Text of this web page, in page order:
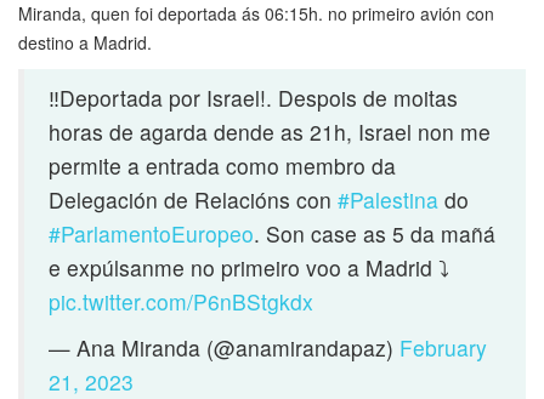
Miranda, quen foi deportada ás 06:15h. no primeiro avión con
destino a Madrid.
‼️Deportada por Israel!. Despois de moitas
horas de agarda dende as 21h, Israel non me
permite a entrada como membro da
Delegación de Relacións con #Palestina do
#ParlamentoEuropeo. Son case as 5 da mañá
e expúlsanme no primeiro voo a Madrid ⤵️
pic.twitter.com/P6nBStgkdx
— Ana Miranda (@anamirandapaz) February
21, 2023